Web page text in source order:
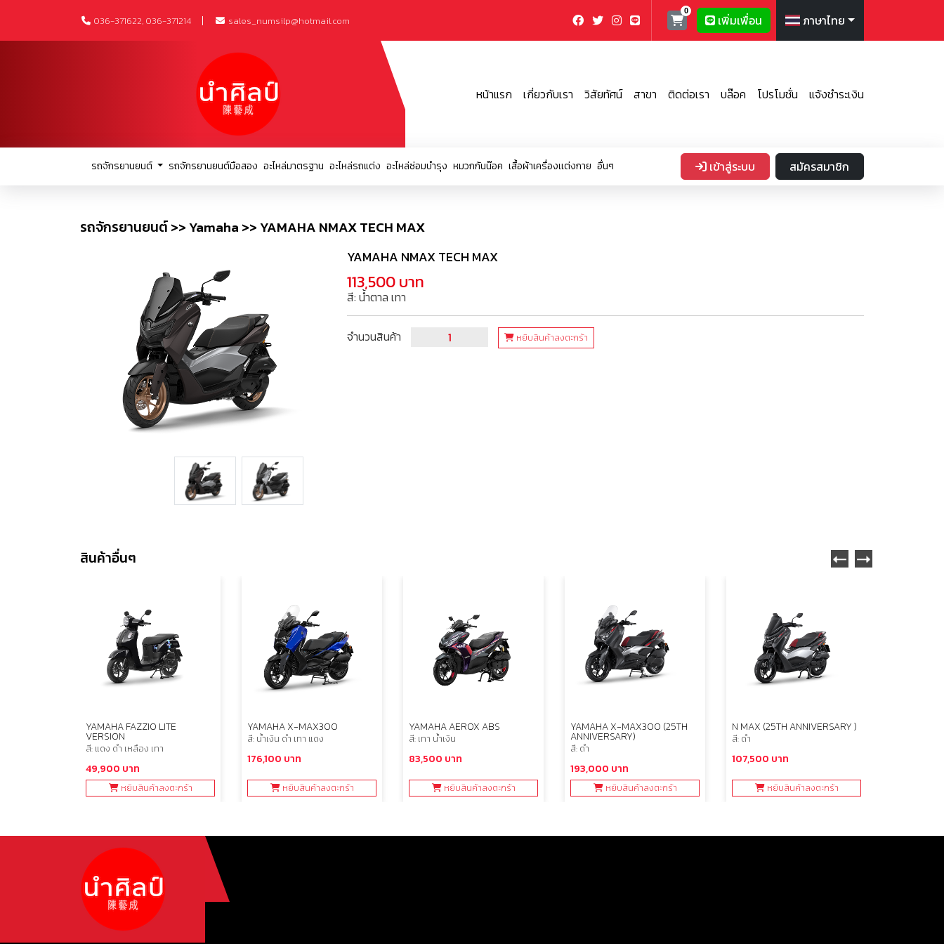
036-371622, 036-371214 sales_numsilp@hotmail.com เพิ่มเพื่อน ภาษาไทย
หน้าแรก เกี่ยวกับเรา วิสัยทัศน์ สาขา ติดต่อเรา บล๊อค โปรโมชั่น แจ้งชำระเงิน
รถจักรยานยนต์ รถจักรยานยนต์มือสอง อะไหล่มาตรฐาน อะไหล่รถแต่ง อะไหล่ซ่อมบำรุง หมวกกันน๊อค เสื้อผ้าเครื่องเเต่งกาย อื่นๆ เข้าสู่ระบบ สมัครสมาชิก
รถจักรยานยนต์ >> Yamaha >> YAMAHA NMAX TECH MAX
YAMAHA NMAX TECH MAX
113,500 บาท
สี: น้ำตาล เทา
จำนวนสินค้า หยิบสินค้าลงตะกร้า
สินค้าอื่นๆ
YAMAHA FAZZIO LITE
VERSION
สี: แดง ดำ เหลือง เทา
49,900 บาท
หยิบสินค้าลงตะกร้า
YAMAHA X-MAX300
สี: น้ำเงิน ดำ เทา แดง
176,100 บาท
หยิบสินค้าลงตะกร้า
YAMAHA AEROX ABS
สี: เทา น้ำเงิน
83,500 บาท
หยิบสินค้าลงตะกร้า
YAMAHA X-MAX300 (25TH
ANNIVERSARY)
สี: ดำ
193,000 บาท
หยิบสินค้าลงตะกร้า
N MAX (25TH ANNIVERSARY )
สี: ดำ
107,500 บาท
หยิบสินค้าลงตะกร้า